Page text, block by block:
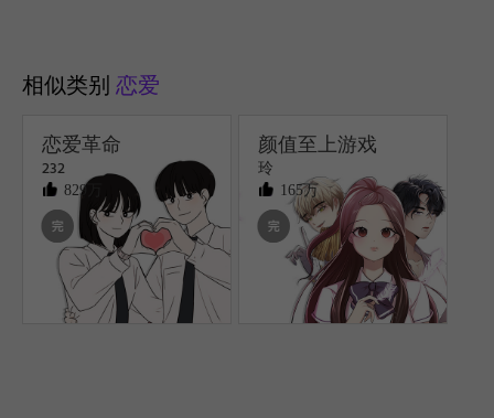
相似类别恋爱
恋爱革命
232
829万
颜值至上游戏
玲
165万